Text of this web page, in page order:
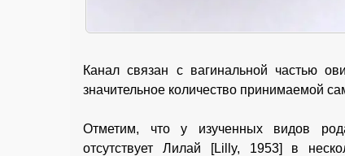
Канал связан с вагинальной частью
значительное количество принимаемой
Отметим, что у изученных видов
отсутствуетЛилай [Lilly, 1953] в